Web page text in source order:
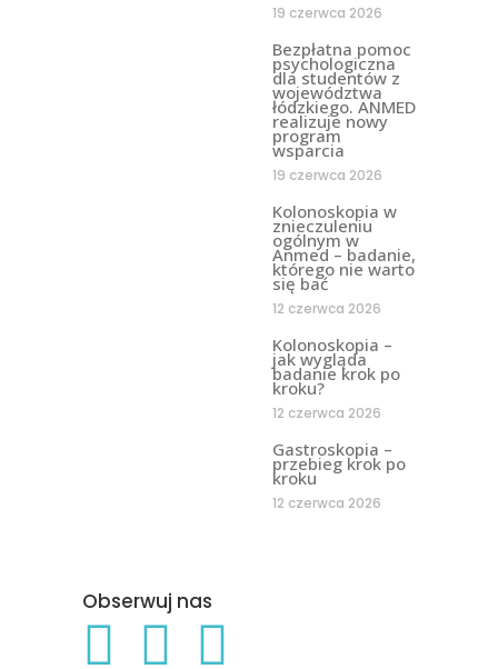
19 czerwca 2026
Bezpłatna pomoc
psychologiczna
dla studentów z
województwa
łódzkiego. ANMED
realizuje nowy
program
wsparcia
19 czerwca 2026
Kolonoskopia w
znieczuleniu
ogólnym w
Anmed – badanie,
którego nie warto
się bać
12 czerwca 2026
Kolonoskopia –
jak wygląda
badanie krok po
kroku?
12 czerwca 2026
Gastroskopia –
przebieg krok po
kroku
12 czerwca 2026
Obserwuj nas